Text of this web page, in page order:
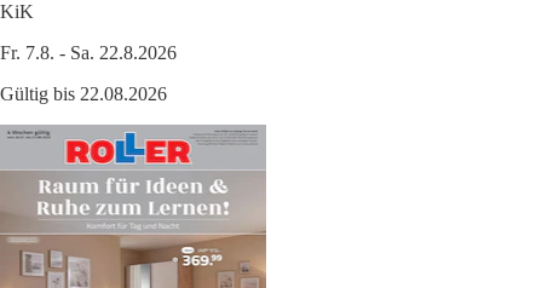
KiK
Fr. 7.8. - Sa. 22.8.2026
Gültig bis 22.08.2026